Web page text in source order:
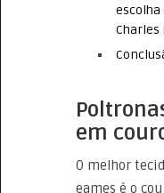
escolha
Charles
em
O melhor
eames é o